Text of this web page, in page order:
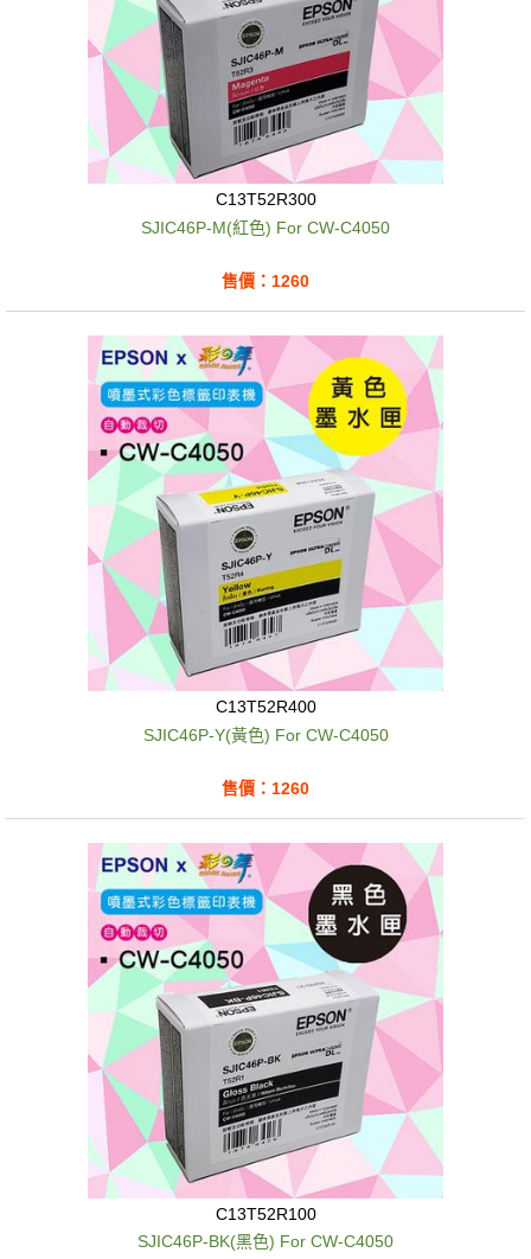
C13T52R300
SJIC46P-M(紅色) For CW-C4050
售價：1260
C13T52R400
SJIC46P-Y(黃色) For CW-C4050
售價：1260
C13T52R100
SJIC46P-BK(黑色) For CW-C4050